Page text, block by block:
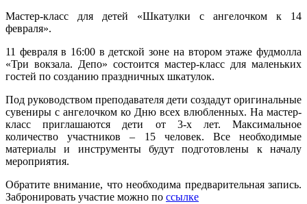
Мастер-класс для детей «Шкатулки с ангелочком к 14
февраля».
11 февраля в 16:00 в детской зоне на втором этаже фудмолла
«Три вокзала. Депо» состоится мастер-класс для маленьких
гостей по созданию праздничных шкатулок.
Под руководством преподавателя дети создадут оригинальные
сувениры с ангелочком ко Дню всех влюбленных. На мастер-
класс приглашаются дети от 3-х лет. Максимальное
количество участников – 15 человек. Все необходимые
материалы и инструменты будут подготовлены к началу
мероприятия.
Обратите внимание, что необходима предварительная запись.
Забронировать участие можно по ссылке